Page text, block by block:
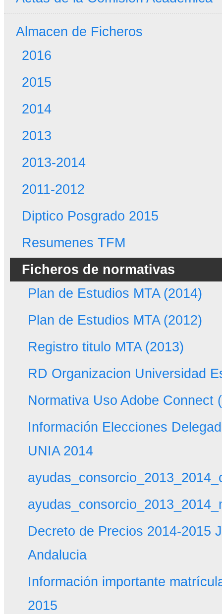
Almacen de Ficheros
2016
2015
2014
2013
2013-2014
2011-2012
Diptico Posgrado 2015
Resumenes TFM
Ficheros de normativas
Plan de Estudios MTA (2014)
Plan de Estudios MTA (2012)
Registro titulo MTA (2013)
RD Organizacion Universidad
Normativa Uso Adobe Connect
Información Elecciones
UNIA 2014
Decreto de Precios 2014-2015
Andalucia
Información importante
2015